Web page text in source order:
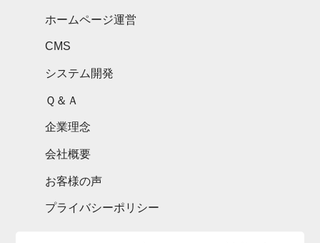
ホームページ運営
CMS
システム開発
Ｑ＆Ａ
企業理念
会社概要
お客様の声
プライバシーポリシー